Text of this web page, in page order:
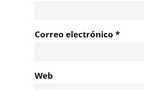
Correo electrónico *
Web